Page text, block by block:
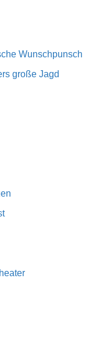
Wunschpunsch
große Jagd